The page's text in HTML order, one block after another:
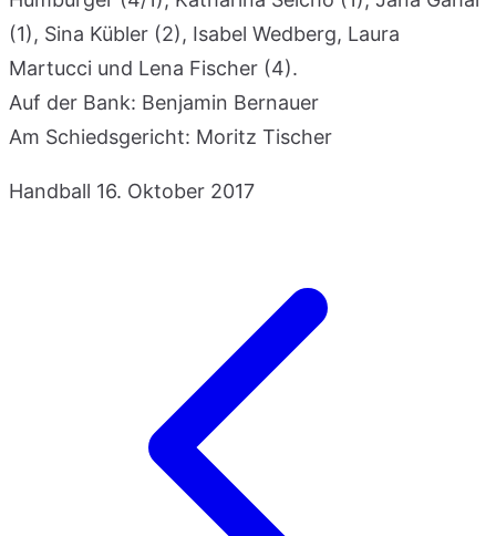
(1), Sina Kübler (2), Isabel Wedberg, Laura
Martucci und Lena Fischer (4).
Auf der Bank: Benjamin Bernauer
Am Schiedsgericht: Moritz Tischer
Handball 16. Oktober 2017